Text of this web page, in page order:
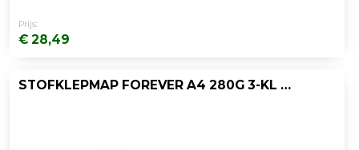
Prijs:
€ 28,49
STOFKLEPMAP FOREVER A4 280G 3-KL BL/PK50